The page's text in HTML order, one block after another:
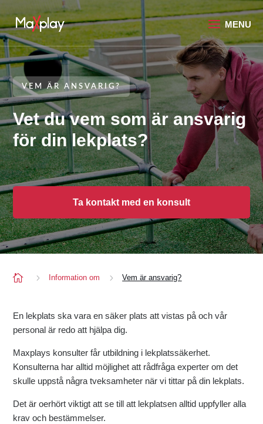
VEM ÄR ANSVARIG?
Vet du vem som är ansvarig
för din lekplats?
Ta kontakt med en konsult
 5 Information om 5 Vem är ansvarig?
En lekplats ska vara en säker plats att vistas på och vår
personal är redo att hjälpa dig.
Maxplays konsulter får utbildning i lekplatssäkerhet.
Konsulterna har alltid möjlighet att rådfråga experter om det
skulle uppstå några tveksamheter när vi tittar på din lekplats.
Det är oerhört viktigt att se till att lekplatsen alltid uppfyller alla
krav och bestämmelser.